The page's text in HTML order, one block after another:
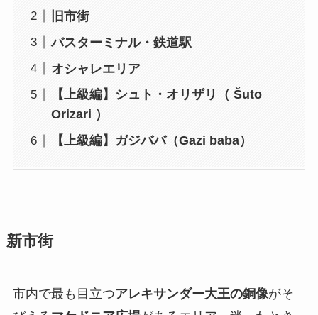
旧市街
バスターミナル・鉄道駅
オシャレエリア
【上級編】シュト・オリザリ（ Šuto
Orizari ）
【上級編】ガジババ（Gazi baba）
新市街
市内で最も目立つアレキサンダー大王の銅像がそ